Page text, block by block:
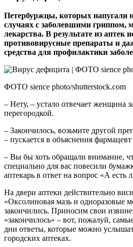
Петербуржцы, которых напугали
случаях с заболевшими гриппом,
лекарства. В результате из аптек
противовирусные препараты и
средства для профилактики
ФОТО sience photo/shutterstock.com
– Нету, – устало отвечает женщина
перегородкой.
– Закончилось, возьмите другой
– пускается в объяснения
– Вы бы хоть обращали внимание,
специально для вас повесили
аптекарь в ответ на вопрос «А есть
На двери аптеки действительно
«Оксолиновая мазь и одноразовые
закончились. Приносим свои
«закончилось» – вот, пожалуй,
дни ответы, которые можно
городских аптеках.